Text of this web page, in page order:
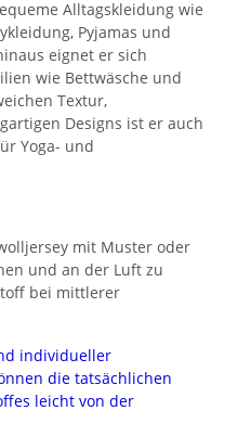
Alltagskleidung wie
Pyjamas und
eignet er sich
wie Bettwäsche und
Textur,
Designs ist er auch
Yoga- und
mit Muster oder
und an der Luft zu
bei mittlerer
individueller
die tatsächlichen
leicht von der